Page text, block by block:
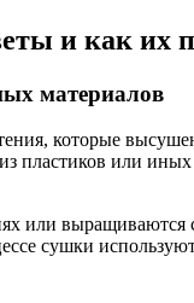
и как их
материалов
которые
пластиков или
или
сушки